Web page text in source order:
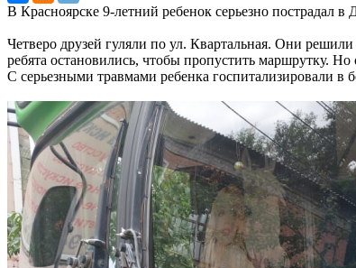
В Красноярске 9-летний ребенок серьезно
Четверо друзей гуляли по ул. Квартальная. Они
ребята остановились, чтобы пропустить маршрутку.
С серьезными травмами ребенка госпитализировали в